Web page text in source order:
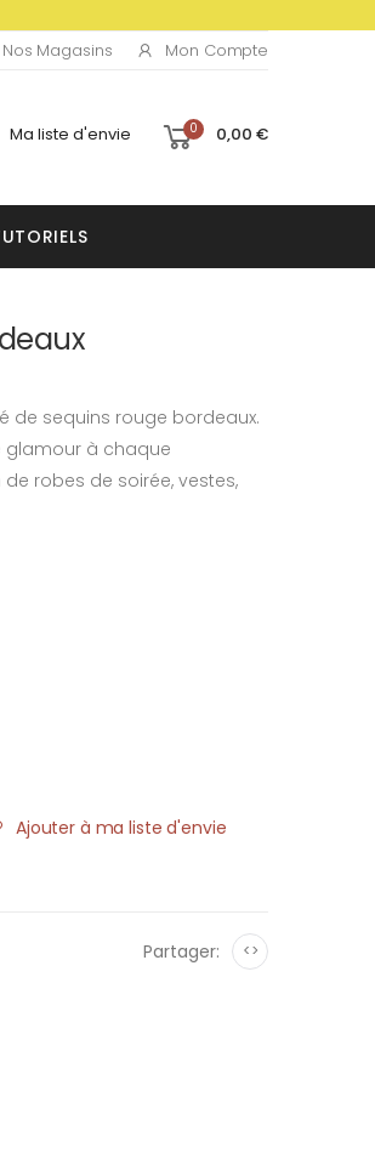
Nos Magasins Mon Compte
Ma liste d'envie 0 0,00 €
de sequins rouge bordeaux.
glamour à chaque
robes de soirée, vestes,
Ajouter à ma liste d'envie
Partager: <>